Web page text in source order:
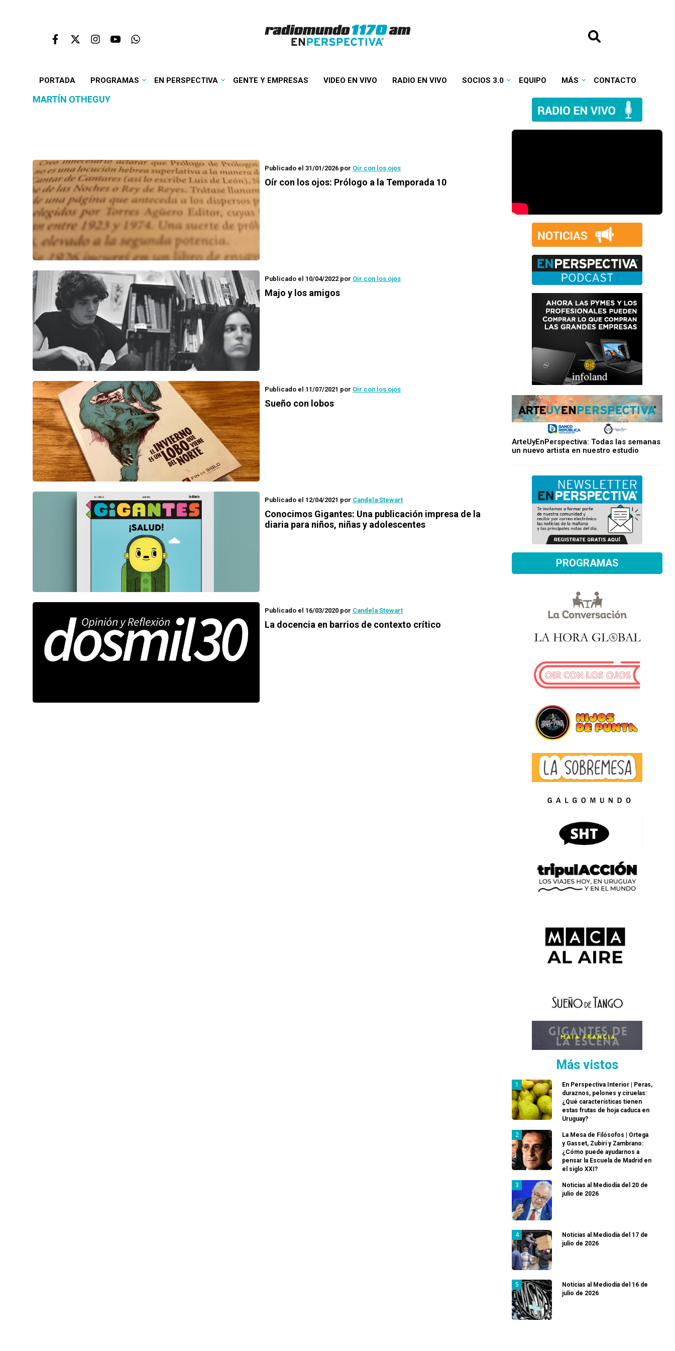
PORTADA PROGRAMAS EN PERSPECTIVA GENTE Y EMPRESAS VIDEO EN VIVO RADIO EN VIVO SOCIOS 3.0 EQUIPO MÁS CONTACTO
MARTÍN OTHEGUY
Publicado el 31/01/2026 por Oír con los ojos
Oír con los ojos: Prólogo a la Temporada 10
Publicado el 10/04/2022 por Oír con los ojos
Majo y los amigos
Publicado el 11/07/2021 por Oír con los ojos
Sueño con lobos
Publicado el 12/04/2021 por Candela Stewart
Conocimos Gigantes: Una publicación impresa de la
diaria para niños, niñas y adolescentes
Publicado el 16/03/2020 por Candela Stewart
La docencia en barrios de contexto crítico
ArteUyEnPerspectiva: Todas las semanas
un nuevo artista en nuestro estudio
PROGRAMAS
Más vistos
En Perspectiva Interior | Peras,
duraznos, pelones y ciruelas:
¿Qué características tienen
estas frutas de hoja caduca en
Uruguay?
La Mesa de Filósofos | Ortega
y Gasset, Zubiri y Zambrano:
¿Cómo puede ayudarnos a
pensar la Escuela de Madrid en
el siglo XXI?
Noticias al Mediodía del 20 de
julio de 2026
Noticias al Mediodía del 17 de
julio de 2026
Noticias al Mediodía del 16 de
julio de 2026